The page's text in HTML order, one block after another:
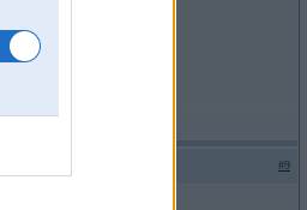
#9